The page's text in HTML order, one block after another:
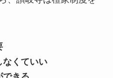
なくていい